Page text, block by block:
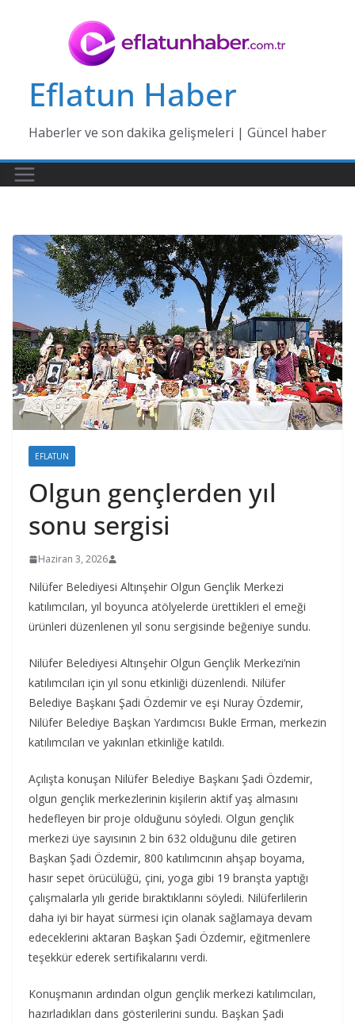
Eflatun Haber
Haberler ve son dakika gelişmeleri | Güncel haber
EFLATUN
Olgun gençlerden yıl
sonu sergisi
Haziran 3, 2026
Nilüfer Belediyesi Altınşehir Olgun Gençlik Merkezi
katılımcıları, yıl boyunca atölyelerde ürettikleri el emeği
ürünleri düzenlenen yıl sonu sergisinde beğeniye sundu.
Nilüfer Belediyesi Altınşehir Olgun Gençlik Merkezi’nin
katılımcıları için yıl sonu etkinliği düzenlendi. Nilüfer
Belediye Başkanı Şadi Özdemir ve eşi Nuray Özdemir,
Nilüfer Belediye Başkan Yardımcısı Bukle Erman, merkezin
katılımcıları ve yakınları etkinliğe katıldı.
Açılışta konuşan Nilüfer Belediye Başkanı Şadi Özdemir,
olgun gençlik merkezlerinin kişilerin aktif yaş almasını
hedefleyen bir proje olduğunu söyledi. Olgun gençlik
merkezi üye sayısının 2 bin 632 olduğunu dile getiren
Başkan Şadi Özdemir, 800 katılımcının ahşap boyama,
hasır sepet örücülüğü, çini, yoga gibi 19 branşta yaptığı
çalışmalarla yılı geride bıraktıklarını söyledi. Nilüferlilerin
daha iyi bir hayat sürmesi için olanak sağlamaya devam
edeceklerini aktaran Başkan Şadi Özdemir, eğitmenlere
teşekkür ederek sertifikalarını verdi.
Konuşmanın ardından olgun gençlik merkezi katılımcıları,
hazırladıkları dans gösterilerini sundu. Başkan Şadi